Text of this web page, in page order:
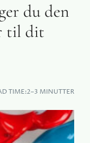
du den
til dit
TIME:2–3 MINUTTER